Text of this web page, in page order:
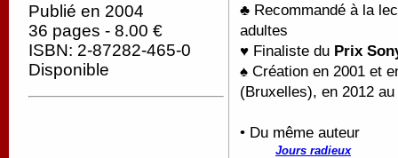
Publié en 2004
36 pages - 8.00 €
ISBN: 2-87282-465-0
Disponible
♣ Recommandé à la
adultes
♥ Finaliste du Prix
♠ Création en 2001 et
(Bruxelles), en 2012
• Du même auteur
Jours radieux